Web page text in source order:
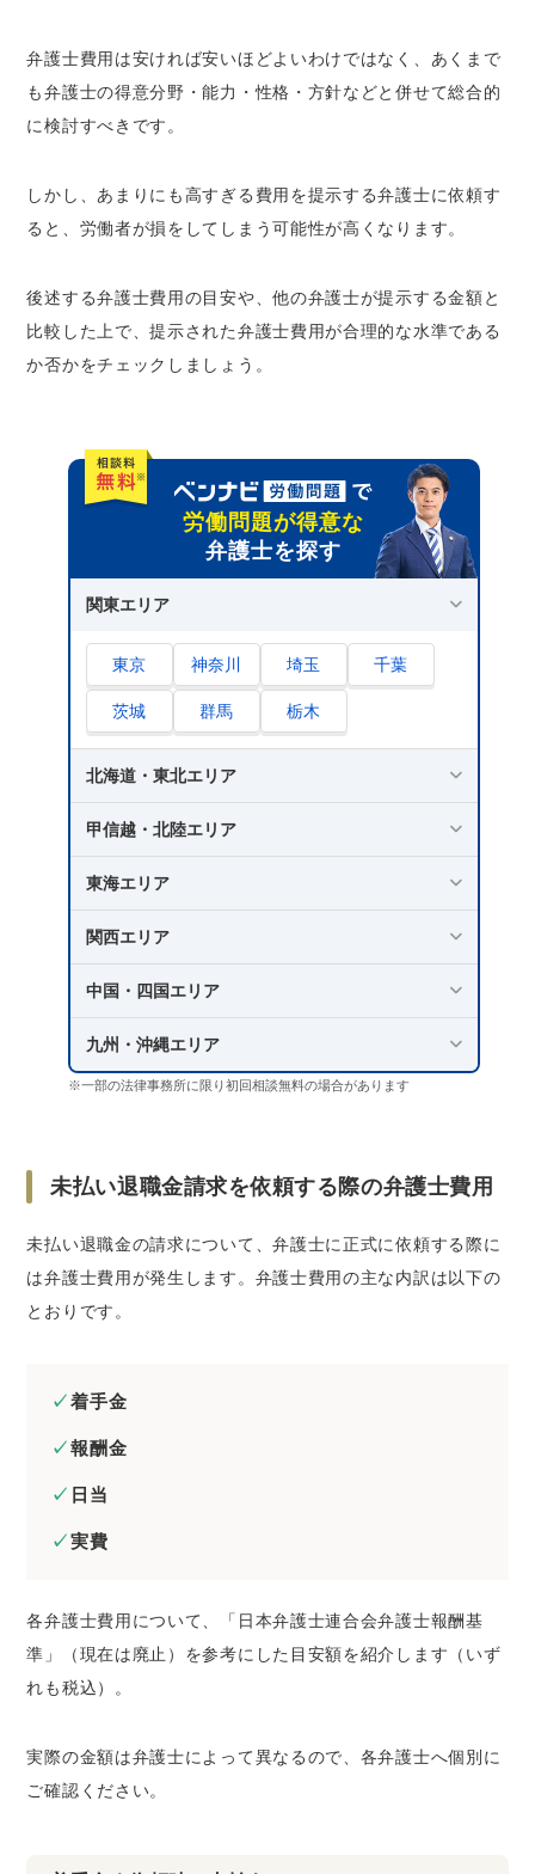
弁護士費用は安ければ安いほどよいわけではなく、あくまで
も弁護士の得意分野・能力・性格・方針などと併せて総合的
に検討すべきです。
しかし、あまりにも高すぎる費用を提示する弁護士に依頼す
ると、労働者が損をしてしまう可能性が高くなります。
後述する弁護士費用の目安や、他の弁護士が提示する金額と
比較した上で、提示された弁護士費用が合理的な水準である
か否かをチェックしましょう。
労働問題が得意な
弁護士を探す
関東エリア
東京 神奈川 埼玉 千葉
茨城 群馬 栃木
北海道・東北エリア
甲信越・北陸エリア
東海エリア
関西エリア
中国・四国エリア
九州・沖縄エリア
※一部の法律事務所に限り初回相談無料の場合があります
未払い退職金請求を依頼する際の弁護士費用
未払い退職金の請求について、弁護士に正式に依頼する際に
は弁護士費用が発生します。弁護士費用の主な内訳は以下の
とおりです。
着手金
報酬金
日当
実費
各弁護士費用について、「日本弁護士連合会弁護士報酬基
準」（現在は廃止）を参考にした目安額を紹介します（いず
れも税込）。
実際の金額は弁護士によって異なるので、各弁護士へ個別に
ご確認ください。